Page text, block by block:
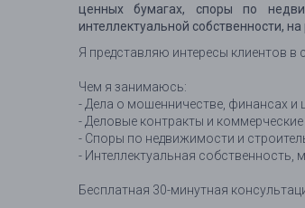
ценных бумагах, споры по
интеллектуальной собственности,
Я представляю интересы клиентов в
Чем я занимаюсь:
- Дела о мошенничестве, финансах и
- Деловые контракты и
- Споры по недвижимости и
- Интеллектуальная собственность,
Бесплатная 30-минутная